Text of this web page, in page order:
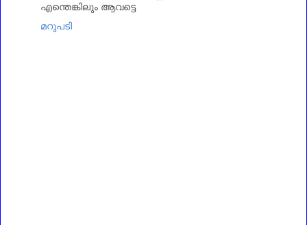
എന്തെങ്കിലും ആവട്ടെ
മറുപടി